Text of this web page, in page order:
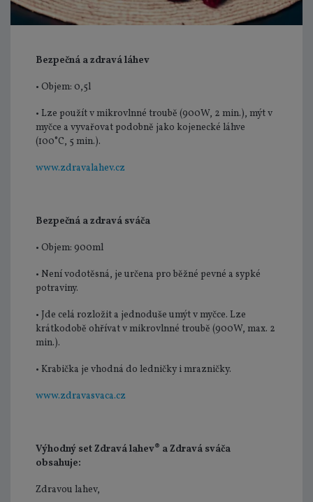
Bezpečná a zdravá láhev
• Objem: 0,5l
• Lze použít v mikrovlnné troubě (900W, 2 min.), mýt v
myčce a vyvařovat podobně jako kojenecké láhve
(100°C, 5 min.).
www.zdravalahev.cz
Bezpečná a zdravá sváča
• Objem: 900ml
• Není vodotěsná, je určena pro běžné pevné a sypké
potraviny.
• Jde celá rozložit a jednoduše umýt v myčce. Lze
krátkodobě ohřívat v mikrovlnné troubě (900W, max. 2
min.).
• Krabička je vhodná do ledničky i mrazničky.
www.zdravasvaca.cz
Výhodný set Zdravá lahev® a Zdravá sváča
obsahuje:
Zdravou lahev,